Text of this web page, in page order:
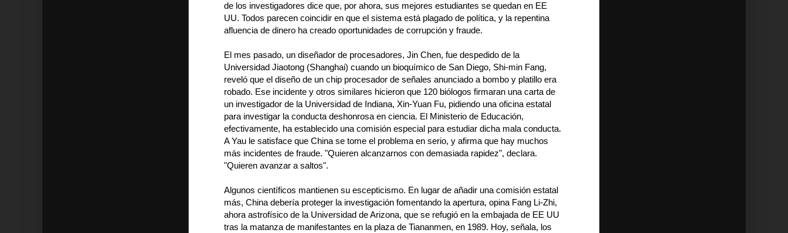
de los investigadores dice que, por ahora, sus mejores estudiantes se quedan en EE
UU. Todos parecen coincidir en que el sistema está plagado de política, y la repentina
afluencia de dinero ha creado oportunidades de corrupción y fraude.
El mes pasado, un diseñador de procesadores, Jin Chen, fue despedido de la
Universidad Jiaotong (Shanghai) cuando un bioquímico de San Diego, Shi-min Fang,
reveló que el diseño de un chip procesador de señales anunciado a bombo y platillo era
robado. Ese incidente y otros similares hicieron que 120 biólogos firmaran una carta de
un investigador de la Universidad de Indiana, Xin-Yuan Fu, pidiendo una oficina estatal
para investigar la conducta deshonrosa en ciencia. El Ministerio de Educación,
efectivamente, ha establecido una comisión especial para estudiar dicha mala conducta.
A Yau le satisface que China se tome el problema en serio, y afirma que hay muchos
más incidentes de fraude. "Quieren alcanzarnos con demasiada rapidez", declara.
"Quieren avanzar a saltos".
Algunos científicos mantienen su escepticismo. En lugar de añadir una comisión estatal
más, China debería proteger la investigación fomentando la apertura, opina Fang Li-Zhi,
ahora astrofísico de la Universidad de Arizona, que se refugió en la embajada de EE UU
tras la matanza de manifestantes en la plaza de Tiananmen, en 1989. Hoy, señala, los